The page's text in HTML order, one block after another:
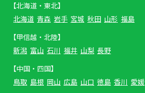
【北海道・東北】
北海道 青森 岩手 宮城 秋田 山形 福島
【甲信越・北陸】
新潟 富山 石川 福井 山梨 長野
【中国・四国】
鳥取 島根 岡山 広島 山口 徳島 香川 愛媛